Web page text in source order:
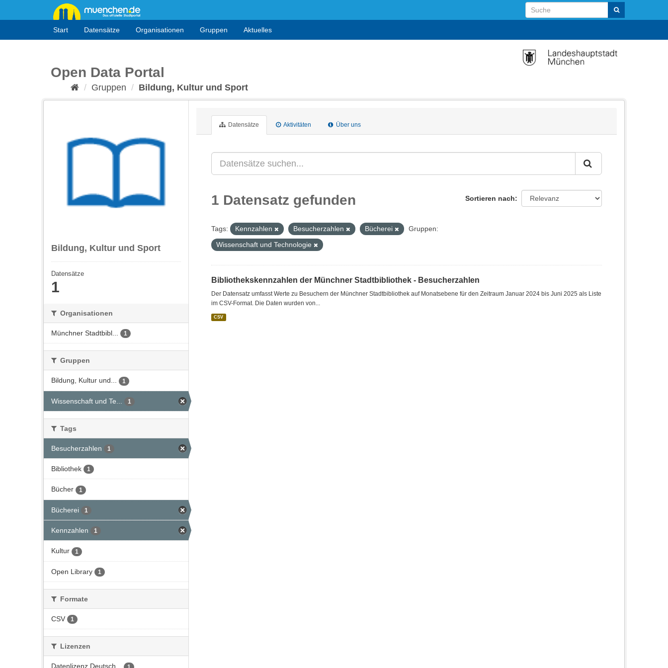
Start Datensätze Organisationen Gruppen Aktuelles
Open Data Portal
Gruppen Bildung, Kultur und Sport
Bildung, Kultur und Sport
Datensätze
1
Organisationen
Münchner Stadtbibl... 1
Gruppen
Bildung, Kultur und... 1
Wissenschaft und Te... 1
Tags
Besucherzahlen 1
Bibliothek 1
Bücher 1
Bücherei 1
Kennzahlen 1
Kultur 1
Open Library 1
Formate
CSV 1
Lizenzen
Datenlizenz Deutsch...
Datensätze Aktivitäten Über uns
Sortieren nach
1 Datensatz gefunden
Tags: Kennzahlen Besucherzahlen Bücherei
Gruppen:
Wissenschaft und Technologie
Bibliothekskennzahlen der Münchner Stadtbibliothek - Besucherzahlen
Der Datensatz umfasst Werte zu Besuchern der Münchner Stadtbibliothek auf Monatsebene für den Zeitraum Januar 2024 bis Juni 2025 als Liste
im CSV-Format. Die Daten wurden von...
CSV